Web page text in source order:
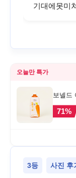
기대에못미
오늘만 특가
보넬드
71%
3등 사진 후